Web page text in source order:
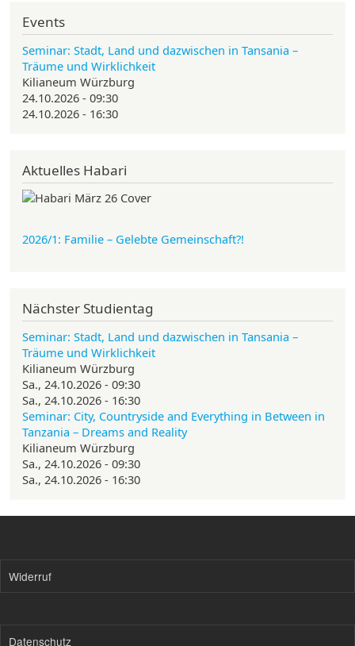
Events
Seminar: Stadt, Land und dazwischen in Tansania –
Träume und Wirklichkeit
Kilianeum Würzburg
24.10.2026 - 09:30
24.10.2026 - 16:30
Aktuelles Habari
2026/1: Familie – Gelebte Gemeinschaft?!
Nächster Studientag
Seminar: Stadt, Land und dazwischen in Tansania –
Träume und Wirklichkeit
Kilianeum Würzburg
Sa., 24.10.2026 - 09:30
Sa., 24.10.2026 - 16:30
Seminar: City, Countryside and Everything in Between in
Tanzania – Dreams and Reality
Kilianeum Würzburg
Sa., 24.10.2026 - 09:30
Sa., 24.10.2026 - 16:30
Widerruf
Datenschutz